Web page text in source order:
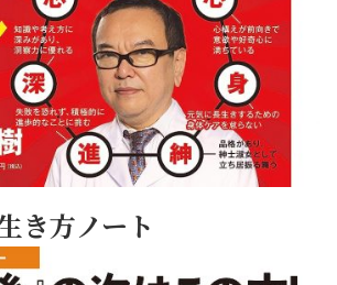
き方ノート